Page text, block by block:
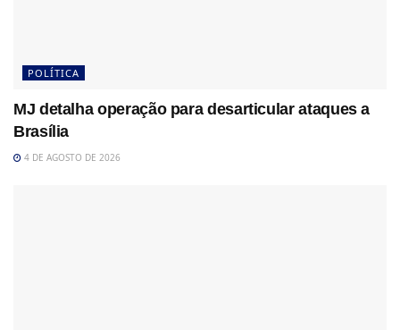
POLÍTICA
MJ detalha operação para desarticular ataques a
Brasília
4 DE AGOSTO DE 2026